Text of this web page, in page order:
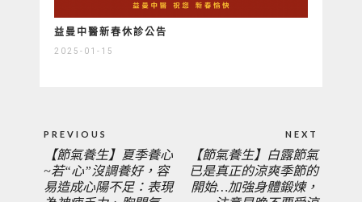
益曼中醫新春休診公告
2025-01-15
覽
PREVIOUS
PREVIOUS
POST:
【節氣養生】夏季養心
~若“心”沒調養好，容
易造成心陽不足：表現
NEXT
NEXT
【節氣養生】白露節氣
已是真正的涼爽季節的
開始…加強身體鍛煉，